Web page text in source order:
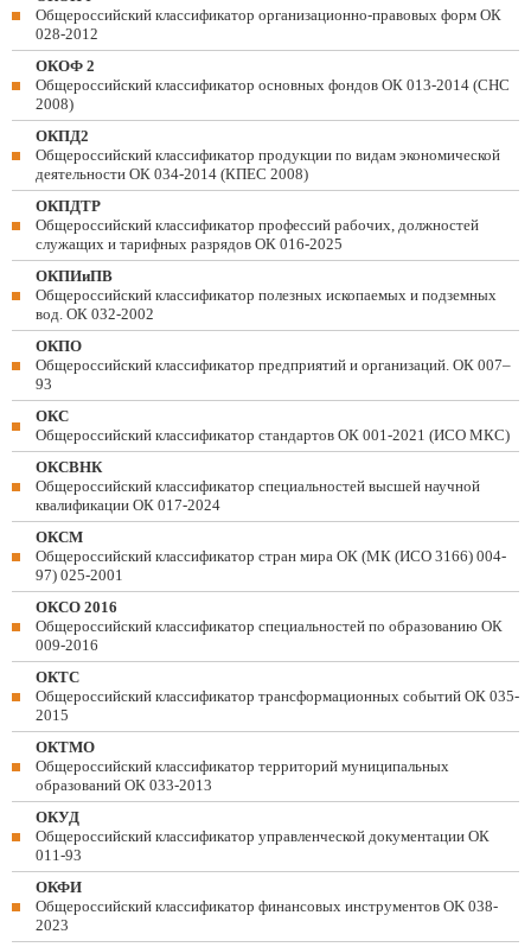
Общероссийский классификатор организационно-правовых форм ОК
028-2012
ОКОФ 2
Общероссийский классификатор основных фондов ОК 013-2014 (СНС
2008)
ОКПД2
Общероссийский классификатор продукции по видам экономической
деятельности ОК 034-2014 (КПЕС 2008)
ОКПДТР
Общероссийский классификатор профессий рабочих, должностей
служащих и тарифных разрядов ОК 016-2025
ОКПИиПВ
Общероссийский классификатор полезных ископаемых и подземных
вод. ОК 032-2002
ОКПО
Общероссийский классификатор предприятий и организаций. ОК 007–
93
ОКС
Общероссийский классификатор стандартов ОК 001-2021 (ИСО МКС)
ОКСВНК
Общероссийский классификатор специальностей высшей научной
квалификации ОК 017-2024
ОКСМ
Общероссийский классификатор стран мира ОК (МК (ИСО 3166) 004-
97) 025-2001
ОКСО 2016
Общероссийский классификатор специальностей по образованию ОК
009-2016
ОКТС
Общероссийский классификатор трансформационных событий ОК 035-
2015
ОКТМО
Общероссийский классификатор территорий муниципальных
образований ОК 033-2013
ОКУД
Общероссийский классификатор управленческой документации ОК
011-93
ОКФИ
Общероссийский классификатор финансовых инструментов OK 038-
2023